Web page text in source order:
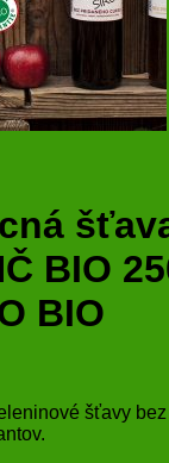
BIO
BIO
šťavy